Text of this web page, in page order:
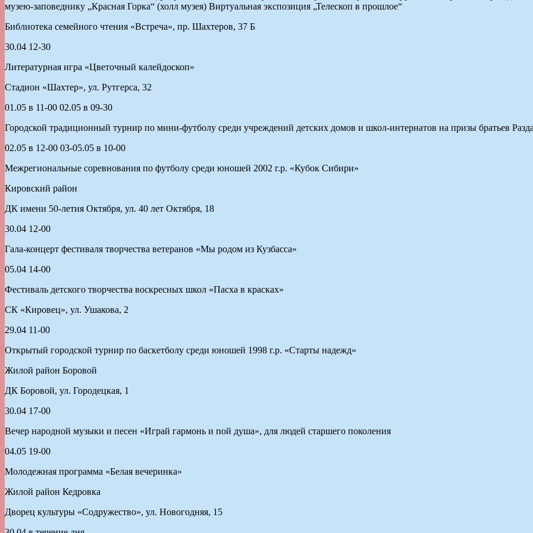
музею-заповеднику „Красная Горка“ (холл музея) Виртуальная экспозиция „Телескоп в прошлое“
Библиотека семейного чтения «Встреча», пр. Шахтеров, 37 Б
30.04 12-30
Литературная игра «Цветочный калейдоскоп»
Стадион «Шахтер», ул. Рутгерса, 32
01.05 в 11-00 02.05 в 09-30
Городской традиционный турнир по мини-футболу среди учреждений детских домов и школ-интернатов на призы братьев
02.05 в 12-00 03-05.05 в 10-00
Межрегиональные соревнования по футболу среди юношей 2002 г.р. «Кубок Сибири»
Кировский район
ДК имени 50-летия Октября, ул. 40 лет Октября, 18
30.04 12-00
Гала-концерт фестиваля творчества ветеранов «Мы родом из Кузбасса»
05.04 14-00
Фестиваль детского творчества воскресных школ «Пасха в красках»
СК «Кировец», ул. Ушакова, 2
29.04 11-00
Открытый городской турнир по баскетболу среди юношей 1998 г.р. «Старты надежд»
Жилой район Боровой
ДК Боровой, ул. Городецкая, 1
30.04 17-00
Вечер народной музыки и песен «Играй гармонь и пой душа», для людей старшего поколения
04.05 19-00
Молодежная программа «Белая вечеринка»
Жилой район Кедровка
Дворец культуры «Содружество», ул. Новогодняя, 15